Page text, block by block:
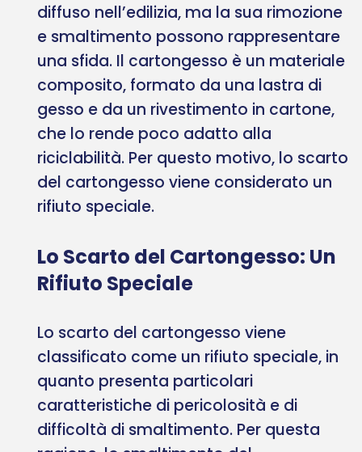
diffuso nell’edilizia, ma la sua rimozione
e smaltimento possono rappresentare
una sfida. Il cartongesso è un materiale
composito, formato da una lastra di
gesso e da un rivestimento in cartone,
che lo rende poco adatto alla
riciclabilità. Per questo motivo, lo scarto
del cartongesso viene considerato un
rifiuto speciale.
Lo Scarto del Cartongesso: Un
Rifiuto Speciale
Lo scarto del cartongesso viene
classificato come un rifiuto speciale, in
quanto presenta particolari
caratteristiche di pericolosità e di
difficoltà di smaltimento. Per questa